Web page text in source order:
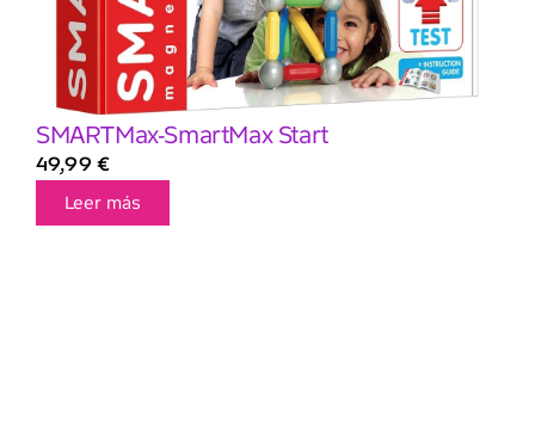
SMARTMax-SmartMax Start
49,99 €
Leer más